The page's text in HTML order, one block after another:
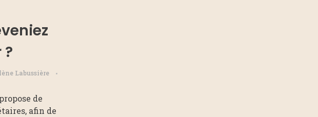
Labussière
de
afin de